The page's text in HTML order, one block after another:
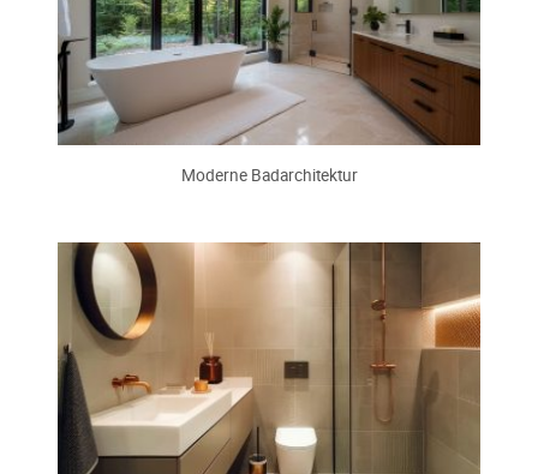
Moderne Badarchitektur